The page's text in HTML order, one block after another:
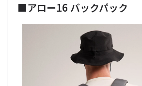
■アロー16 バックパック